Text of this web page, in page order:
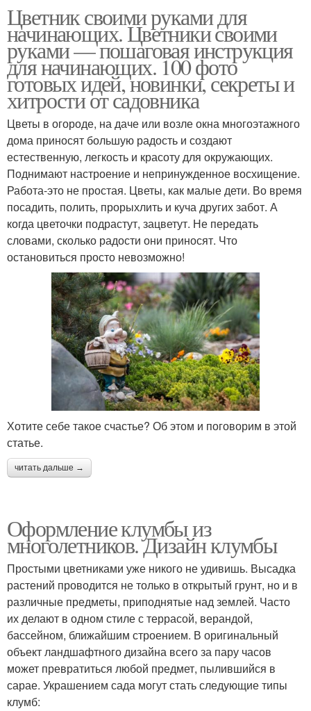
Цветник своими руками для
начинающих. Цветники своими
руками — пошаговая инструкция
для начинающих. 100 фото
готовых идей, новинки, секреты и
хитрости от садовника
Цветы в огороде, на даче или возле окна многоэтажного
дома приносят большую радость и создают
естественную, легкость и красоту для окружающих.
Поднимают настроение и непринужденное восхищение.
Работа-это не простая. Цветы, как малые дети. Во время
посадить, полить, прорыхлить и куча других забот. А
когда цветочки подрастут, зацветут. Не передать
словами, сколько радости они приносят. Что
остановиться просто невозможно!
Хотите себе такое счастье? Об этом и поговорим в этой
статье.
читать дальше →
Оформление клумбы из
многолетников. Дизайн клумбы
Простыми цветниками уже никого не удивишь. Высадка
растений проводится не только в открытый грунт, но и в
различные предметы, приподнятые над землей. Часто
их делают в одном стиле с террасой, верандой,
бассейном, ближайшим строением. В оригинальный
объект ландшафтного дизайна всего за пару часов
может превратиться любой предмет, пылившийся в
сарае. Украшением сада могут стать следующие типы
клумб: